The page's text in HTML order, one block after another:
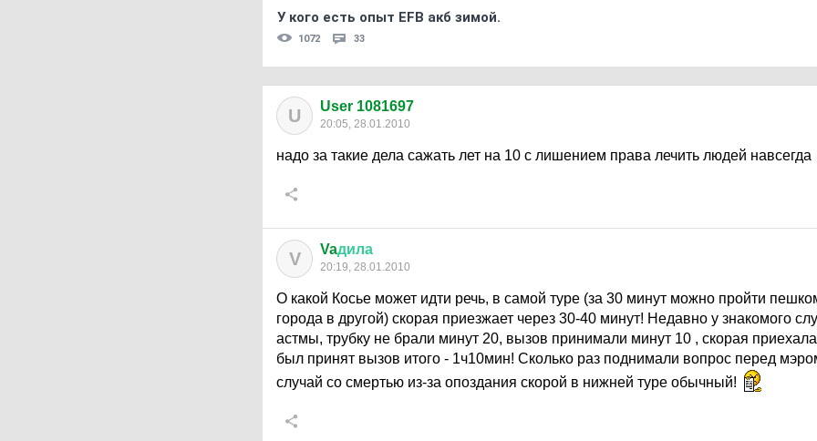
У кого есть опыт EFB акб зимой.
1072 33
U User 1081697
20:05, 28.01.2010
надо за такие дела сажать лет на 10 с лишением права лечить людей навсегда
V Vaдила
20:19, 28.01.2010
О какой Косье может идти речь, в самой туре (за 30 минут можно пройти
города в другой) скорая приезжает через 30-40 минут! Недавно у знакомого
астмы, трубку не брали минут 20, вызов принимали минут 10 , скорая приехала
был принят вызов итого - 1ч10мин! Сколько раз поднимали вопрос перед
случай со смертью из-за опоздания скорой в нижней туре обычный!